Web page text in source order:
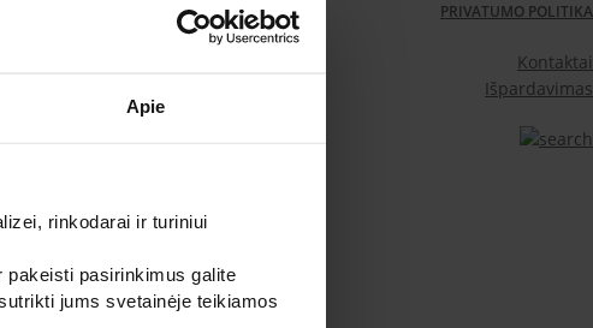
Apie
rinkodarai ir turiniui
pasirinkimus galite
jums svetainėje teikiamos
PRIVATUMO POLITIKA
Kontaktai
Išpardavimas
Žaliuzi uždengimai Žieminės uždangos